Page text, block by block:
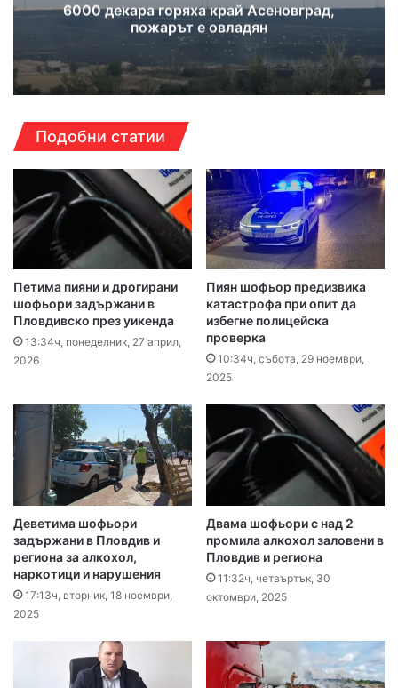
6000 декара горяха край Асеновград,
пожарът е овладян
Подобни статии
Петима пияни и дрогирани
шофьори задържани в
Пловдивско през уикенда
13:34ч, понеделник, 27 април,
2026
Пиян шофьор предизвика
катастрофа при опит да
избегне полицейска
проверка
10:34ч, събота, 29 ноември,
2025
Деветима шофьори
задържани в Пловдив и
региона за алкохол,
наркотици и нарушения
17:13ч, вторник, 18 ноември,
2025
Двама шофьори с над 2
промила алкохол заловени в
Пловдив и региона
11:32ч, четвъртък, 30
октомври, 2025